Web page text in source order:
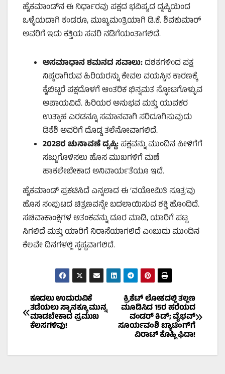
ಹೈಕಮಾಂಡ್‌ನ ಈ ನಿರ್ಧಾರವು ಪಕ್ಷದ ಭವಿಷ್ಯದ ದೃಷ್ಟಿಯಿಂದ
ಒಳ್ಳೆಯದಾಗಿ ಕಂಡರೂ, ಮುಖ್ಯಮಂತ್ರಿಯಾಗಿ ಡಿ.ಕೆ. ಶಿವಕುಮಾರ್
ಅವರಿಗೆ ಇದು ಕತ್ತಿಯ ಸವರಿ ನಡಿಗೆಯಂತಾಗಲಿದೆ.
ಅಸಮಾಧಾನ ಶಮನದ ಸವಾಲು:ದಶಕಗಳಿಂದ ಪಕ್ಷ
ನಿಷ್ಠರಾಗಿರುವ ಹಿರಿಯರನ್ನು ಕೇವಲ ವಯಸ್ಸಿನ ಕಾರಣಕ್ಕೆ
ಕೈಬಿಟ್ಟರೆ ಪಕ್ಷದೊಳಗೆ ಆಂತರಿಕ ಭಿನ್ನಮತ ಸ್ಫೋಟಗೊಳ್ಳುವ
ಅಪಾಯವಿದೆ. ಹಿರಿಯರ ಅನುಭವ ಮತ್ತು ಯುವಕರ
ಉತ್ಸಾಹ ಎರಡನ್ನೂ ಸಮಾನವಾಗಿ ಸರಿದೂಗಿಸುವುದು
ಡಿಕೆಶಿ ಅವರಿಗೆ ದೊಡ್ಡ ತಲೆನೋವಾಗಲಿದೆ.
2028ರ ಚುನಾವಣೆ ದೃಷ್ಟಿ:ಪಕ್ಷವನ್ನು ಮುಂದಿನ ಪೀಳಿಗೆಗೆ
ಸಜ್ಜುಗೊಳಿಸಲು ಹೊಸ ಮುಖಗಳಿಗೆ ಮಣೆ
ಹಾಕಲೇಬೇಕಾದ ಅನಿವಾರ್ಯತೆಯೂ ಇದೆ.
ಹೈಕಮಾಂಡ್ ಪ್ರಕಟಿಸಿದೆ ಎನ್ನಲಾದ ಈ ‘ವಯೋಮಿತಿ ಸೂತ್ರ’ವು
ಹೊಸ ಸಂಪುಟದ ಚಿತ್ರಣವನ್ನೇ ಬದಲಾಯಿಸುವ ಶಕ್ತಿ ಹೊಂದಿದೆ.
ಸಚಿವಾಕಾಂಕ್ಷಿಗಳ ಆತಂಕವನ್ನು ದೂರ ಮಾಡಿ, ಯಾರಿಗೆ ಪಟ್ಟ
ಸಿಗಲಿದೆ ಮತ್ತು ಯಾರಿಗೆ ನಿರಾಸೆಯಾಗಲಿದೆ ಎಂಬುದು ಮುಂದಿನ
ಕೆಲವೇ ದಿನಗಳಲ್ಲಿ ಸ್ಪಷ್ಟವಾಗಲಿದೆ.
Post
navigation
ಕ್ರಿಕೆಟ್ ಲೋಕದಲ್ಲಿ ತಲ್ಲಣ
ಮೂಡಿಸಿದ 15ರ ಹರೆಯದ
ವಂಡರ್ ಕಿಡ್; ವೈಭವ್
ಸೂರ್ಯವಂಶಿ ಬ್ಯಾಟಿಂಗ್‌ಗೆ
ವಿರಾಟ್ ಕೊಹ್ಲಿ ಫಿದಾ!
ಕೂದಲು ಉದುರುವಿಕೆ
ತಡೆಯಲು ಸ್ನಾನಕ್ಕೂ ಮುನ್ನ
ಮಾಡಬೇಕಾದ ಪ್ರಮುಖ
ಕೆಲಸಗಳಿವು!